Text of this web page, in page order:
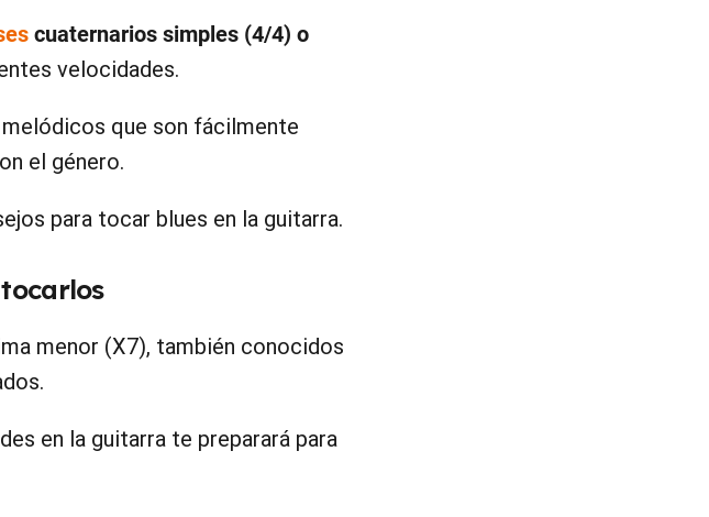
cuaternarios simples (4/4) o
velocidades.
que son fácilmente
el género.
para tocar blues en la guitarra.
menor (X7), también conocidos
en la guitarra te preparará para